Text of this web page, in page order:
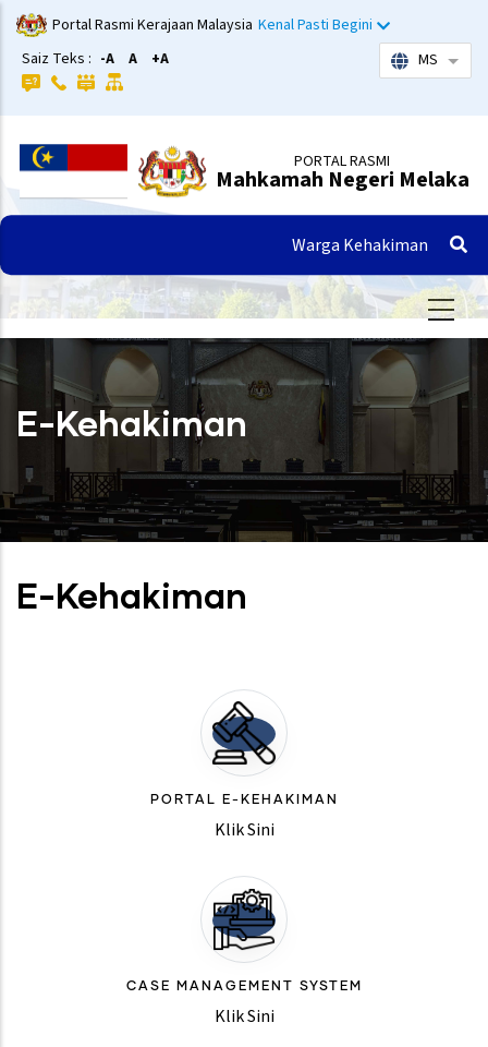
Langkau
ke
kandungan
utama
Portal Rasmi Kerajaan Malaysia Kenal Pasti Begini
Saiz Teks : -A A +A MS
PORTAL RASMI
Mahkamah Negeri Melaka
Warga Kehakiman
E-Kehakiman
E-Kehakiman
PORTAL E-KEHAKIMAN
Klik Sini
CASE MANAGEMENT SYSTEM
Klik Sini